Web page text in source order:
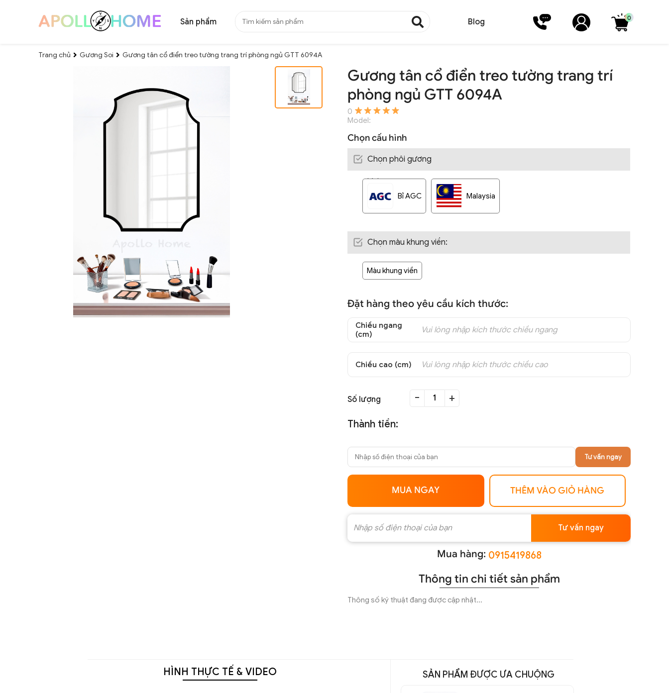
Sản phẩm Blog 0
Trang chủ Gương Soi Gương tân cổ điển treo tường trang trí phòng ngủ GTT 6094A
Gương tân cổ điển treo tường trang trí
phòng ngủ GTT 6094A
0
Model:
Chọn cấu hình
Chọn phôi gương
kính:
Bỉ AGC Malaysia
Chọn màu khung viền:
Màu khung viền
Đặt hàng theo yêu cầu kích thước:
Chiều ngang
(cm)
Chiều cao (cm)
Số lượng - +
Thành tiền:
Tư vấn ngay
MUA NGAY THÊM VÀO GIỎ HÀNG
Tư vấn ngay
Mua hàng: 0915419868
Thông tin chi tiết sản phẩm
Thông số ký thuật đang được cập nhật...
HÌNH THỰC TẾ & VIDEO SẢN PHẨM ĐƯỢC ƯA CHUỘNG